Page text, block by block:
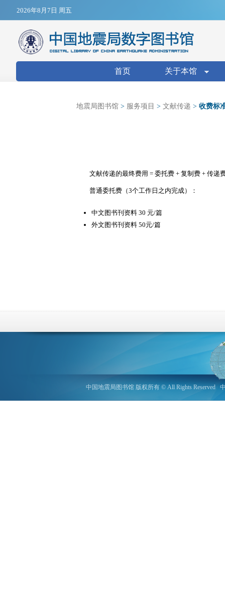
2026年8月7日 周五
搜索表单
首页 关于本馆
地震局图书馆 > 服务项目 > 文献传递 > 收费标
文献传递的最终费用 = 委托费 + 复制费 + 传递
普通委托费（3个工作日之内完成）：
中文图书刊资料 30 元/篇
外文图书刊资料 50元/篇
中国地震局图书馆 版权所有 © All Rights Reserved